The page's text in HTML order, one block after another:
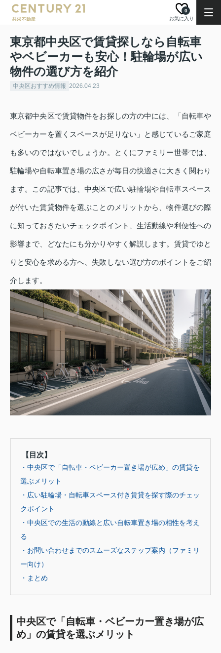
お気に入り
0
東京都中央区で賃貸探しなら自転車
やベビーカーも安心！駐輪場が広い
物件の選び方を紹介
中央区おすすめ情報 2026.04.23
東京都中央区で賃貸物件をお探しの方の中には、「自転車や
ベビーカーを置くスペースが足りない」と感じているご家庭
も多いのではないでしょうか。とくにファミリー世帯では、
駐輪場や自転車置き場の広さが毎日の快適さに大きく関わり
ます。この記事では、中央区で広い駐輪場や自転車スペース
が付いた賃貸物件を選ぶことのメリットから、物件選びの際
に知っておきたいチェックポイント、生活動線や利便性への
影響まで、どなたにも分かりやすく解説します。賃貸でゆと
りと安心を求める方へ、失敗しない選び方のポイントをご紹
介します。
【目次】
・中央区で「自転車・ベビーカー置き場が広め」の賃貸を
選ぶメリット
・広い駐輪場・自転車スペース付き賃貸を探す際のチェッ
クポイント
・中央区での生活の動線と広い自転車置き場の相性を考え
る
・お問い合わせまでのスムーズなステップ案内（ファミリ
ー向け）
・まとめ
中央区で「自転車・ベビーカー置き場が広
め」の賃貸を選ぶメリット